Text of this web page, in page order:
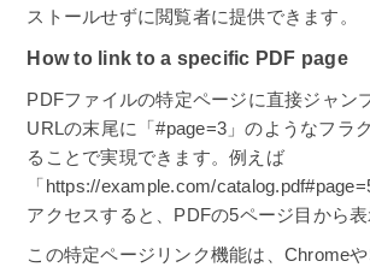
ストールせずに閲覧者に提供できます。
How to link to a specific PDF page
PDFファイルの特定ページに直接ジャン
URLの末尾に「#page=3」のようなフラ
ることで実現できます。例えば
「https://example.com/
アクセスすると、PDFの5ページ目から表
この特定ページリンク機能は、Chrome